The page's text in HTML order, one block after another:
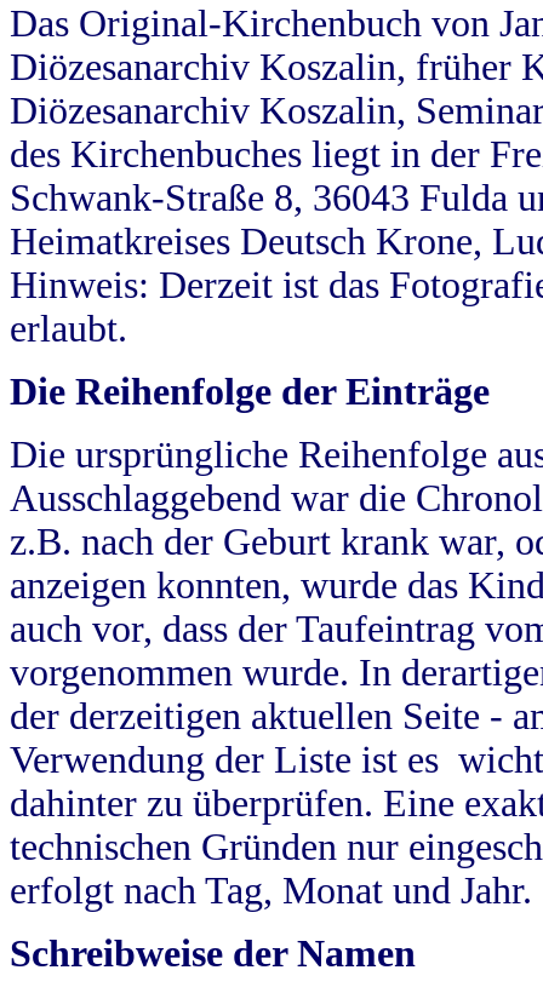
Das Original-Kirchenbuch von
Diözesanarchiv Koszalin, früher
Diözesanarchiv Koszalin,
des Kirchenbuches liegt in der
Schwank-Straße 8, 36043 Fulda
Heimatkreises Deutsch Krone,
Hinweis: Derzeit ist das
erlaubt.
Die Reihenfolge der Einträge
Die ursprüngliche Reihenfolge
Ausschlaggebend war die
z.B. nach der Geburt krank war,
anzeigen konnten, wurde das
auch vor, dass der Taufeintrag
vorgenommen wurde. In
der derzeitigen aktuellen Seite -
Verwendung der Liste ist es
dahinter zu überprüfen. Eine
technischen Gründen nur
erfolgt nach Tag, Monat und Jahr.
Schreibweise der Namen